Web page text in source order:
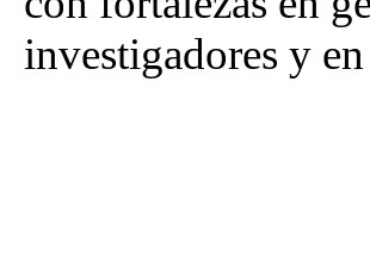
investigadores y